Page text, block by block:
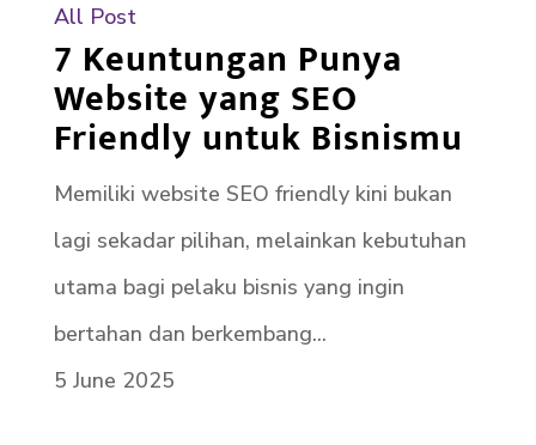
All Post
7 Keuntungan Punya
Website yang SEO
Friendly untuk Bisnismu
Memiliki website SEO friendly kini bukan
lagi sekadar pilihan, melainkan kebutuhan
utama bagi pelaku bisnis yang ingin
bertahan dan berkembang...
5 June 2025